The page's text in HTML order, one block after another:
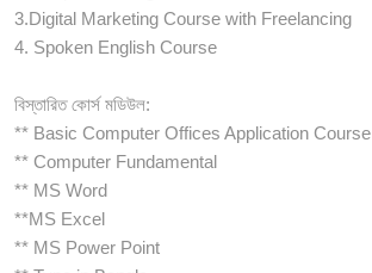
3.Digital Marketing Course with Freelancing
4. Spoken English Course
বিস্তারিত কোর্স মডিউল:
** Basic Computer Offices Application Course
** Computer Fundamental
** MS Word
**MS Excel
** MS Power Point